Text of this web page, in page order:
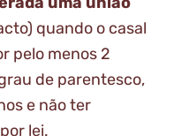
quando o casal
pelo menos 2
de parentesco,
e não ter
lei.